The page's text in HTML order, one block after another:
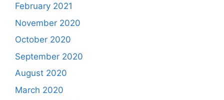
February 2021
November 2020
October 2020
September 2020
August 2020
March 2020